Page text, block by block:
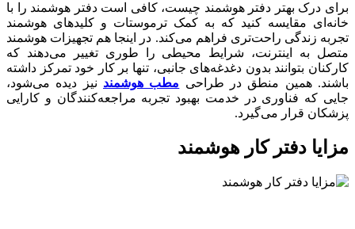
برای درک بهتر دفتر هوشمند چیست، کافی است دفتر هوشمند را با
خانه‌ای مقایسه کنید که به کمک ترموستات و کلیدهای هوشمند
تجربه زندگی راحت‌تری فراهم می‌کند. در اینجا هم تجهیزات هوشمند
متصل به اینترنت، شرایط محیطی را طوری تغییر می‌دهند که
کارکنان بتوانند بدون دغدغه‌های جانبی، تنها بر کار خود تمرکز داشته
باشند. همین منطق در طراحی مطب هوشمند نیز دیده می‌شود،
جایی که فناوری در خدمت بهبود تجربه مراجعه‌کنندگان و کارایی
پزشکان قرار می‌گیرد.
مزایا دفتر کار هوشمند